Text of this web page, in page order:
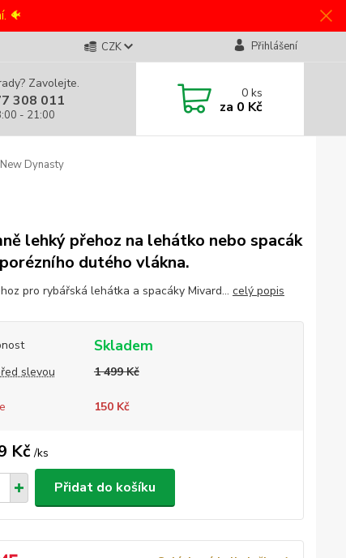
🐠
CZK Přihlášení
Zavolejte.
308 011
- 21:00
0ks
za 0 Kč
Dynasty
lehký přehoz na lehátko nebo spacák
dutého vlákna.
pro rybářská lehátka a spacáky Mivard... celý popis
Skladem
slevou 1 499 Kč
150 Kč
Kč /ks
Přidat do košíku